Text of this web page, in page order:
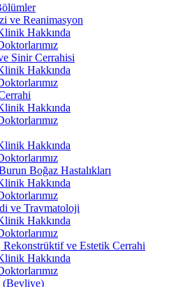
ve Reanimasyon
Hakkında
Sinir Cerrahisi
Hakkında
Hakkında
Hakkında
Boğaz Hastalıkları
Hakkında
ve Travmatoloji
Hakkında
Rekonstrüktif ve Estetik Cerrahi
Hakkında